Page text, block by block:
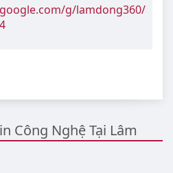
g/lamdong360/
Công Nghệ Tại Lâm